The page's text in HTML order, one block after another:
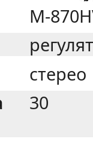
M-
стерео
30